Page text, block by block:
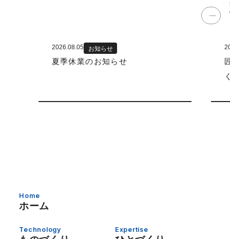
2026.08.05 お知らせ
夏季休業のお知らせ
Home
ホーム
Technology Expertise